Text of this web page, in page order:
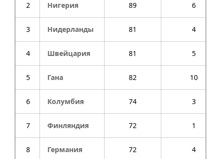
2 Нигерия 89 6
3 Нидерланды 81 4
4 Швейцария 81 5
5 Гана 82 10
6 Колумбия 74 3
7 Финляндия 72 1
8 Германия 72 4